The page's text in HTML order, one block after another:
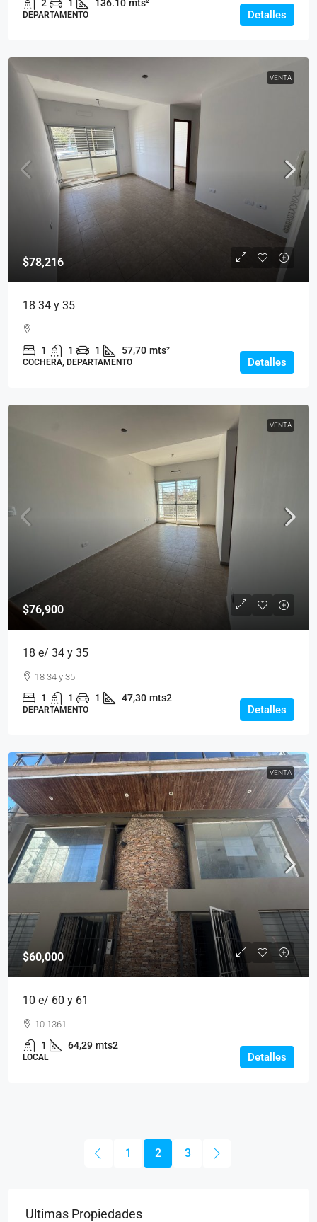
2 1 136.10 mts²
DEPARTAMENTO Detalles
VENTA
$78,216
18 34 y 35
1 1 1 57,70 mts²
COCHERA, DEPARTAMENTO Detalles
VENTA
$76,900
18 e/ 34 y 35
18 34 y 35
1 1 1 47,30 mts2
DEPARTAMENTO Detalles
VENTA
$60,000
10 e/ 60 y 61
10 1361
1 64,29 mts2
LOCAL Detalles
1 2 3
Ultimas Propiedades